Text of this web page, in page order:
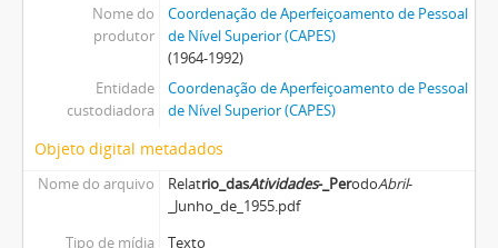
Nome do
produtor
Coordenação de Aperfeiçoamento de Pessoal
de Nível Superior (CAPES)
(1964-1992)
Entidade
custodiadora
Coordenação de Aperfeiçoamento de Pessoal
de Nível Superior (CAPES)
Objeto digital metadados
Nome do arquivo Relatrio_dasAtividades-_PerodoAbril-
_Junho_de_1955.pdf
Tipo de mídia
Texto